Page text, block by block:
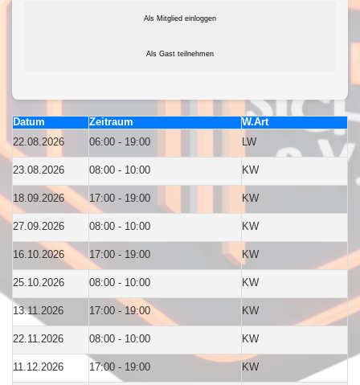
Als Mitglied einloggen
Als Gast teilnehmen
Datum Zeitraum
W.Art
22.08.2026
06:00 - 19:00 LW
23.08.2026 08:00 - 10:00 KW
18.09.2026 17:00 - 19:00 KW
27.09.2026 08:00 - 10:00 KW
16.10.2026 17:00 - 19:00 KW
25.10.2026 08:00 - 10:00 KW
13.11.2026 17:00 - 19:00 KW
22.11.2026 08:00 - 10:00 KW
11.12.2026 17:00 - 19:00 KW